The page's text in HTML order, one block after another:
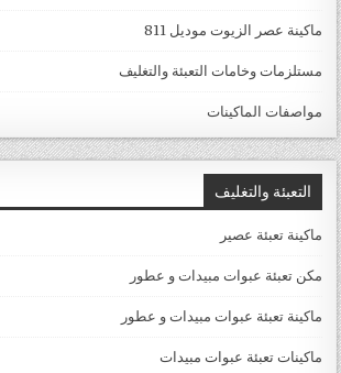
ماكينة عصر الزيوت موديل 811
مستلزمات وخامات التعبئة والتغليف
مواصفات الماكينات
التعبئة والتغليف
ماكينة تعبئة عصير
مكن تعبئة عبوات مبيدات و عطور
ماكينة تعبئة عبوات مبيدات و عطور
ماكينات تعبئة عبوات مبيدات